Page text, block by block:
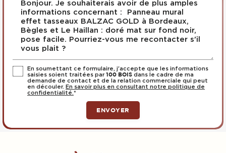
En soumettant ce formulaire, j'accepte que les informations
saisies soient traitées par 100 BOIS dans le cadre de ma
demande de contact et de la relation commerciale qui peut
en découler. En savoir plus en consultant notre politique de
confidentialité.*